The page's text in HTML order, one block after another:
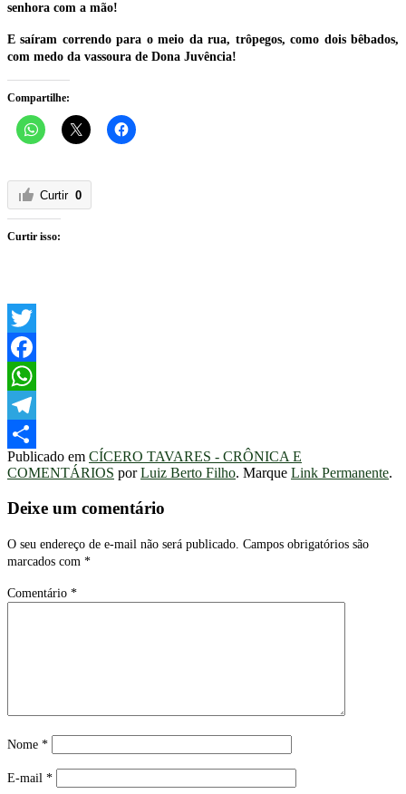
senhora com a mão!
E saíram correndo para o meio da rua, trôpegos, como dois bêbados,
com medo da vassoura de Dona Juvência!
Compartilhe:
Curtir 0
Curtir isso:
Twitter
Facebook
WhatsApp
Telegram
Share
Publicado em CÍCERO TAVARES - CRÔNICA E
COMENTÁRIOS porLuiz Berto Filho. Marque Link Permanente.
Deixe um comentário
O seu endereço de e-mail não será publicado. Campos obrigatórios são
marcados com *
Comentário *
Nome *
E-mail *